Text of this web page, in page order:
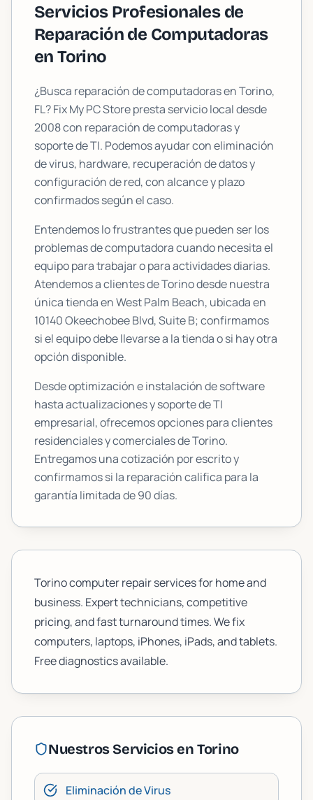
Servicios Profesionales de
Reparación de Computadoras
enTorino
¿Busca reparación de computadoras enTorino,
FL? Fix My PC Store presta servicio local desde
2008 con reparación de computadoras y
soporte de TI. Podemos ayudar con eliminación
de virus, hardware, recuperación de datos y
configuración de red, con alcance y plazo
confirmados según el caso.
Entendemos lo frustrantes que pueden ser los
problemas de computadora cuando necesita el
equipo para trabajar o para actividades diarias.
Atendemos a clientes deTorinodesde nuestra
única tienda en West Palm Beach, ubicada en
10140 Okeechobee Blvd, Suite B; confirmamos
si el equipo debe llevarse a la tienda o si hay otra
opción disponible.
Desde optimización e instalación de software
hasta actualizaciones y soporte de TI
empresarial, ofrecemos opciones para clientes
residenciales y comerciales deTorino.
Entregamos una cotización por escrito y
confirmamos si la reparación califica para la
garantía limitada de 90 días.
Torino computer repair services for home and
business. Expert technicians, competitive
pricing, and fast turnaround times. We fix
computers, laptops, iPhones, iPads, and tablets.
Free diagnostics available.
Nuestros Servicios enTorino
Eliminación de Virus